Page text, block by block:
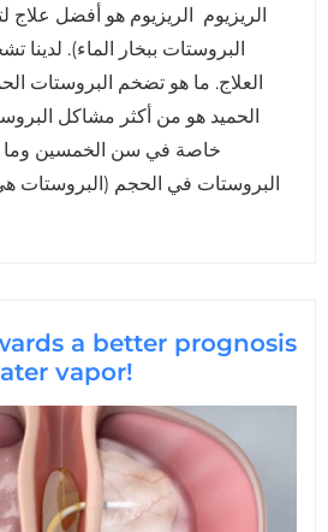
الريزيوم الريزيوم هو أفضل
البروستات ببخار الماء).
العلاج. ما هو تضخم البروستات
الحميد هو من أكثر مشاكل
خاصة في سن الخمسين وما
البروستات في الحجم
a better prognosis
vapor!